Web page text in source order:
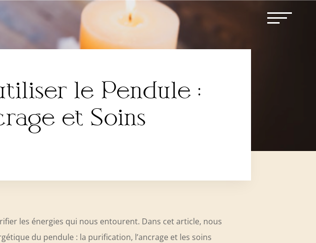
le Pendule :
et Soins
les énergies qui nous entourent. Dans cet article, nous
du pendule : la purification, l’ancrage et les soins